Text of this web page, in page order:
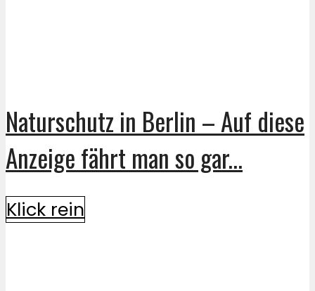
Naturschutz in Berlin – Auf diese
Anzeige fährt man so gar...
Klick rein